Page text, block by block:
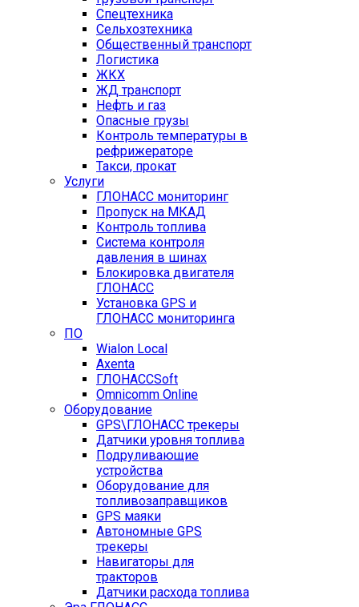
Спецтехника
Сельхозтехника
Общественный транспорт
Логистика
ЖКХ
ЖД транспорт
Нефть и газ
Опасные грузы
Контроль температуры в
рефрижераторе
Такси, прокат
Услуги
ГЛОНАСС мониторинг
Пропуск на МКАД
Контроль топлива
Система контроля
давления в шинах
Блокировка двигателя
ГЛОНАСС
Установка GPS и
ГЛОНАСС мониторинга
ПО
Wialon Local
Axenta
ГЛОНАССSoft
Оmnicomm Оnline
Оборудование
GPS\ГЛОНАСС трекеры
Датчики уровня топлива
Подруливающие
устройства
Оборудование для
топливозаправщиков
GPS маяки
Автономные GPS
трекеры
Навигаторы для
тракторов
Датчики расхода топлива